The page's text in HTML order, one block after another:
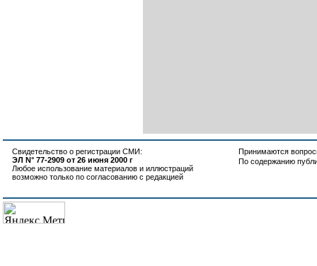
Свидетельство о регистрации СМИ:
ЭЛ N° 77-2909 от 26 июня 2000 г
Любое использование материалов и иллюстраций
возможно только по согласованию с редакцией
Принимаются
По содержанию